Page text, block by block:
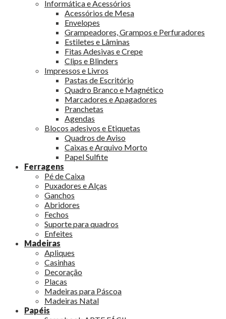
Informática e Acessórios
Acessórios de Mesa
Envelopes
Grampeadores, Grampos e Perfuradores
Estiletes e Lâminas
Fitas Adesivas e Crepe
Clips e Blinders
Impressos e Livros
Pastas de Escritório
Quadro Branco e Magnético
Marcadores e Apagadores
Pranchetas
Agendas
Blocos adesivos e Etiquetas
Quadros de Aviso
Caixas e Arquivo Morto
Papel Sulfite
Ferragens
Pé de Caixa
Puxadores e Alças
Ganchos
Abridores
Fechos
Suporte para quadros
Enfeites
Madeiras
Apliques
Casinhas
Decoração
Placas
Madeiras para Páscoa
Madeiras Natal
Papéis